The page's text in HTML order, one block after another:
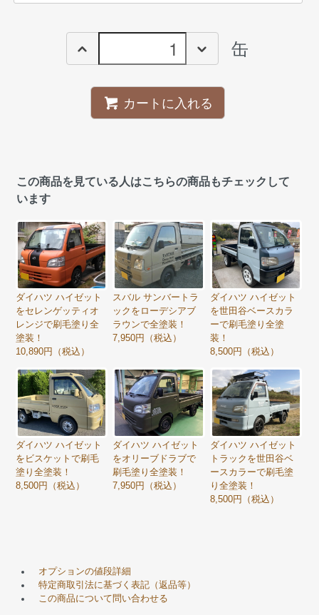
缶
カートに入れる
この商品を見ている人はこちらの商品もチェックして
います
ダイハツ ハイゼット
をセレンゲッティオ
レンジで刷毛塗り全
塗装！
10,890円（税込）
スバル サンバートラ
ックをローデシアブ
ラウンで全塗装！
7,950円（税込）
ダイハツ ハイゼット
を世田谷ベースカラ
ーで刷毛塗り全塗
装！
8,500円（税込）
ダイハツ ハイゼット
をビスケットで刷毛
塗り全塗装！
8,500円（税込）
ダイハツ ハイゼット
をオリーブドラブで
刷毛塗り全塗装！
7,950円（税込）
ダイハツ ハイゼット
トラックを世田谷ベ
ースカラーで刷毛塗
り全塗装！
8,500円（税込）
オプションの値段詳細
特定商取引法に基づく表記（返品等）
この商品について問い合わせる